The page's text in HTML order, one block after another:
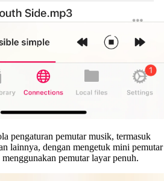
pengaturan pemutar musik, termasuk
lainnya, dengan mengetuk mini pemutar
pemutar layar penuh.